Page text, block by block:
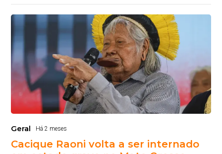
Geral Há 2 meses
Cacique Raoni volta a ser internado